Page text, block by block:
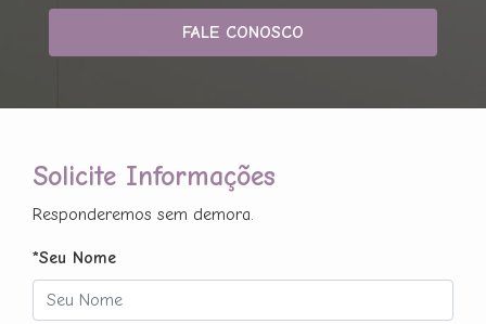
FALE CONOSCO
Solicite Informações
Responderemos sem demora.
*Seu Nome